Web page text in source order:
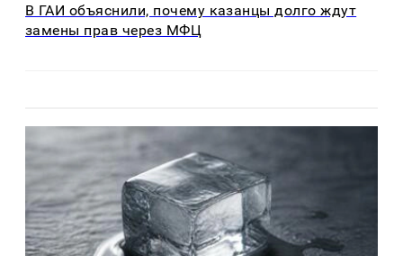
В ГАИ объяснили, почему казанцы долго ждут
замены прав через МФЦ